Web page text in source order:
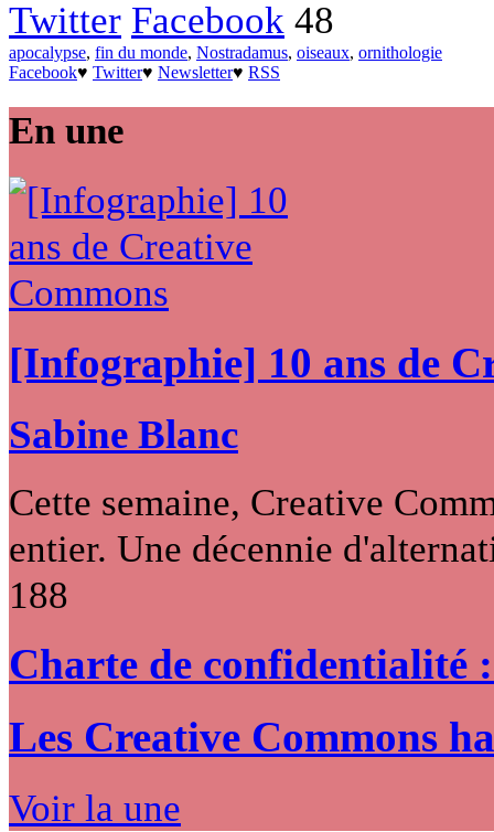
Twitter Facebook 48
apocalypse, fin du monde, Nostradamus, oiseaux, ornithologie
Facebook♥ Twitter♥ Newsletter♥ RSS
En une
[Infographie] 10 ans de
Sabine Blanc
Cette semaine, Creative
entier. Une décennie
188
Charte de confidentialité
Les Creative Commons
Voir la une